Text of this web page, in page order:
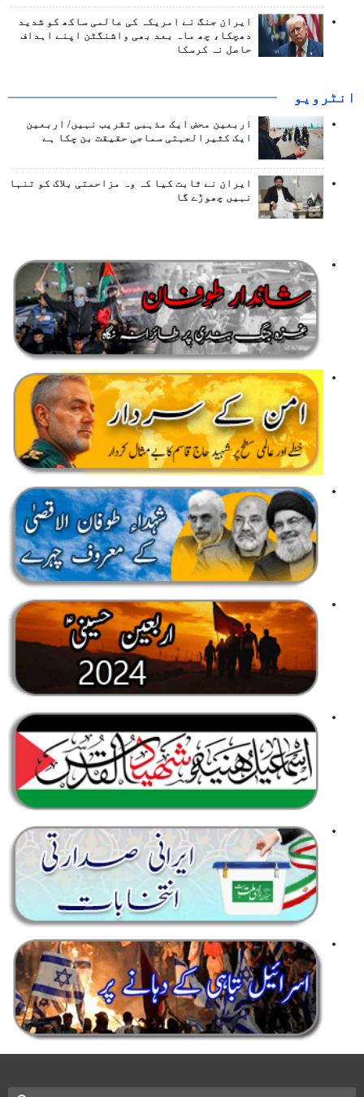
ایران جنگ نے امریکہ کی عالمی ساکھ کو شدید
دھچکا، چھ ماہ بعد بھی واشنگٹن اپنے اہداف
حاصل نہ کرسکا
انٹرويو
اربعین محض ایک مذہبی تقریب نہیں/ اربعین
ایک کثیرالجہتی سماجی حقیقت بن چکا ہے
ایران نے ثابت کیا کہ وہ مزاحمتی بلاک کو تنہا
نہیں چھوڑے گا